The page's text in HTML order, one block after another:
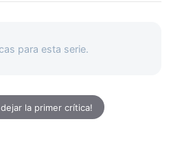
para esta serie.
dejar la primer crítica!